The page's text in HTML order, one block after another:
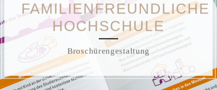
FAMILIENFREUNDLICHE
HOCHSCHULE
Broschürengestaltung